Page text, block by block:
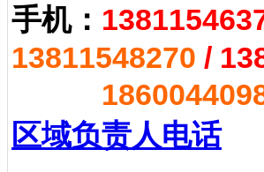
手机：
13811548270 /
区域负责人电话